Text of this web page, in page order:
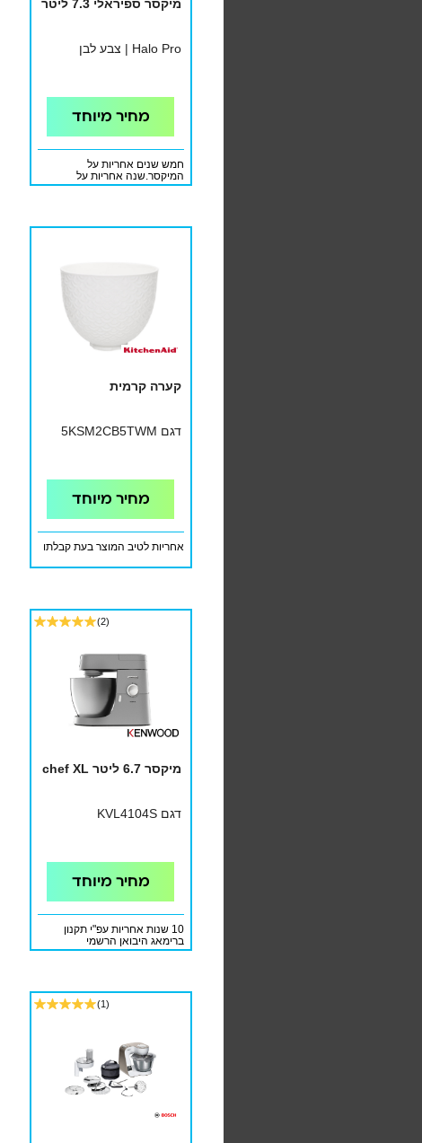
מיקסר ספיראלי 7.3 ליטר
Halo Pro | צבע לבן
מחיר מיוחד
חמש שנים אחריות על
המיקסר.שנה אחריות על
האביזרים המצורפים.האחריות
קערה קרמית
דגם 5KSM2CB5TWM
מחיר מיוחד
אחריות לטיב המוצר בעת קבלתו
(2)
מיקסר 6.7 ליטר chef XL
דגם KVL4104S
מחיר מיוחד
10 שנות אחריות עפ"י תקנון
ברימאג היבואן הרשמי
(1)